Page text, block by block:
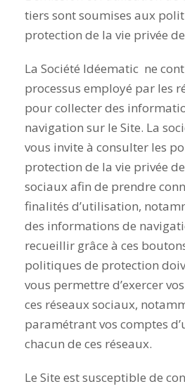
tiers sont soumises aux
protection de la vie privée
La Société Idéematic ne
processus employé par les
pour collecter des
navigation sur le Site. La
vous invite à consulter les
protection de la vie privée
sociaux afin de prendre
finalités d’utilisation,
des informations de
recueillir grâce à ces
politiques de protection
vous permettre d’exercer
ces réseaux sociaux,
paramétrant vos comptes
chacun de ces réseaux.
Le Site est susceptible de